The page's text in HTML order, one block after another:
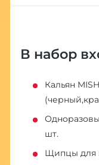
В набор
Кальян
шт.
Щипцы для